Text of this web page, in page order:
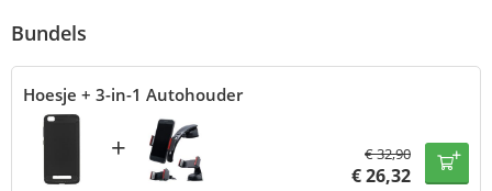
Bundels
Hoesje + 3-in-1 Autohouder
+ €32,90
€26,32